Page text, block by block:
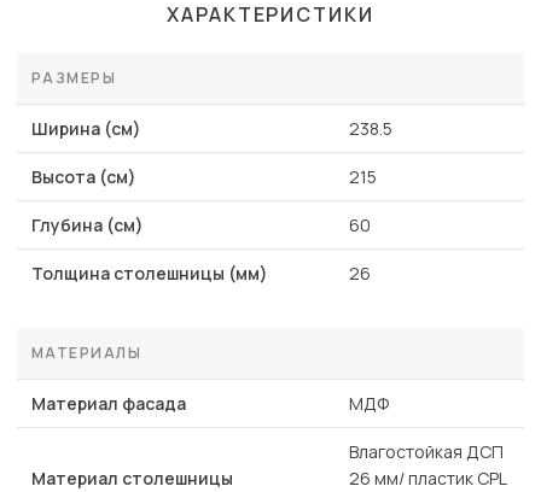
ХАРАКТЕРИСТИКИ
РАЗМЕРЫ
Ширина (см) 238.5
Высота (см) 215
Глубина (см) 60
Толщина столешницы (мм) 26
МАТЕРИАЛЫ
Материал фасада МДФ
Материал столешницы
Влагостойкая ДСП
26 мм/ пластик CPL